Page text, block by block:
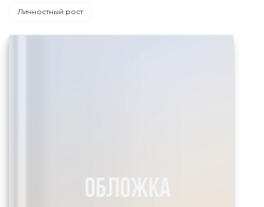
Личностный рост